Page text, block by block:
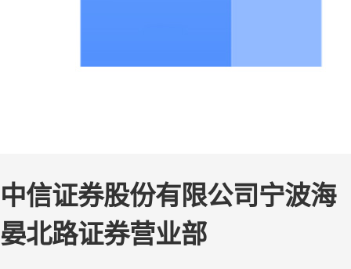
中信证券股份有限公司宁波海
晏北路证券营业部